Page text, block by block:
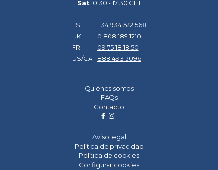
Quiénes somos
FAQs
Contacto
Aviso legal
Política de privacidad
Política de cookies
Configurar cookies
Sat10:30 - 17:30 CET
ES
+34 934 522 568
UK
0 808 189 1210
FR
09 75 18 18 50
US/CA
888 493 3096